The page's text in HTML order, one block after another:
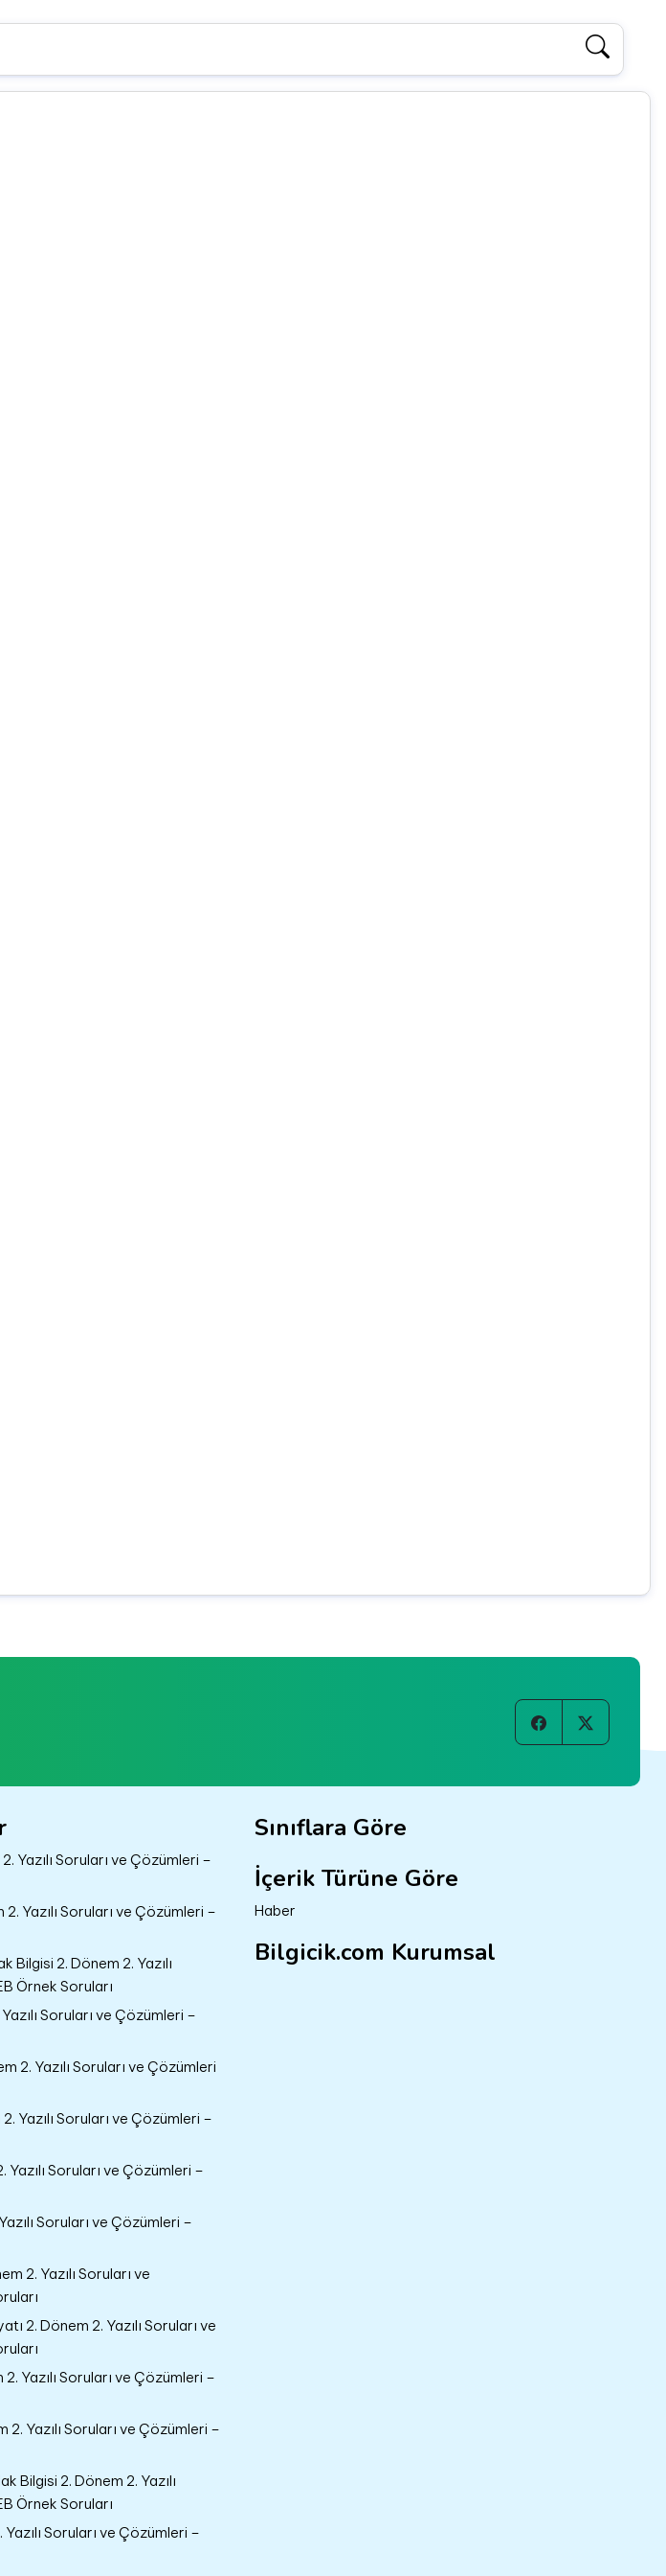
2. Yazılı Soruları ve Çözümleri –
2. Yazılı Soruları ve Çözümleri –
Bilgisi 2. Dönem 2. Yazılı
Örnek Soruları
Yazılı Soruları ve Çözümleri –
2. Yazılı Soruları ve Çözümleri
Yazılı Soruları ve Çözümleri –
Yazılı Soruları ve Çözümleri –
Soruları ve Çözümleri –
2. Yazılı Soruları ve
2. Dönem 2. Yazılı Soruları ve
2. Yazılı Soruları ve Çözümleri –
2. Yazılı Soruları ve Çözümleri –
Bilgisi 2. Dönem 2. Yazılı
Örnek Soruları
Yazılı Soruları ve Çözümleri –
Sınıflara Göre
İçerik Türüne Göre
Haber
Bilgicik.com Kurumsal